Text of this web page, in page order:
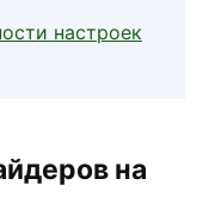
настроек
на